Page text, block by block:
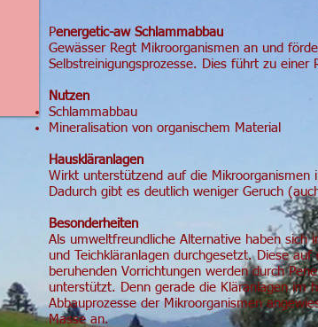
Penergetic­-aw Schlammabbau
Gewässer Regt Mikroorganismen an und
Selbstreinigungsprozesse. Dies führt zu einer
Nutzen
Schlammabbau
Mineralisation von organischem Material
Hauskläranlagen
Wirkt unterstützend auf die Mikroorganismen
Dadurch gibt es deutlich weniger Geruch
Besonderheiten
Als umweltfreundliche Alternative haben sich
und Teichkläranlagen durchgesetzt. Diese
beruhenden Vorrichtungen werden durch
unterstützt. Denn gerade die Kläranlagen im
Abbauprozesse der Mikroorganismen
Masse an.